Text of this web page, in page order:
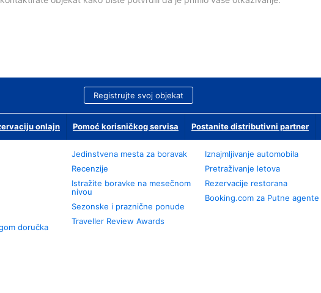
Registrujte svoj objekat
onlajn Pomoć korisničkog servisa Postanite distributivni partner
doručka
Jedinstvena mesta za boravak
Recenzije
Istražite boravke na mesečnom
nivou
Sezonske i praznične ponude
Traveller Review Awards
Iznajmljivanje automobila
Pretraživanje letova
Rezervacije restorana
Booking.com za Putne agente